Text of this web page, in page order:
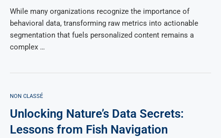
While many organizations recognize the importance of
behavioral data, transforming raw metrics into actionable
segmentation that fuels personalized content remains a
complex …
NON CLASSÉ
Unlocking Nature’s Data Secrets:
Lessons from Fish Navigation